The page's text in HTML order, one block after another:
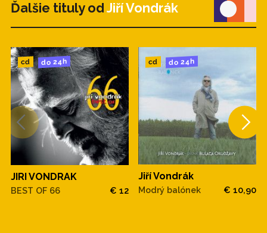
Ďalšie tituly od Jiří Vondrák
cd do 24h
JIRI VONDRAK
BEST OF 66 € 12
cd do 24h
Jiří Vondrák
Modrý balónek € 10,90